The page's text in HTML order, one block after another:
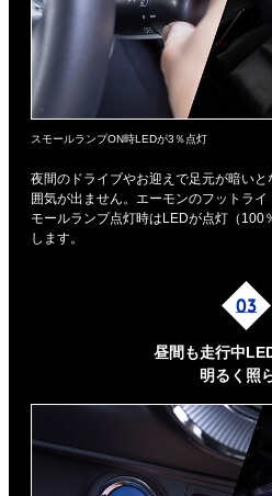
スモールランプON時LEDが3％点灯
夜間のドライブやお迎えで足元が暗い
囲気が出ません。エーモンのフットラ
モールランプ点灯時はLEDが点灯（100
します。
昼間も走行中
明るく照